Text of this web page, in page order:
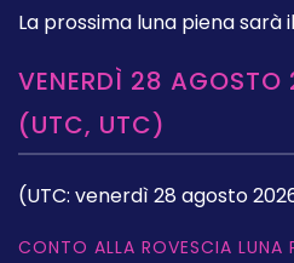
La prossima luna piena sarà il
VENERDÌ 28
(UTC, UTC)
(UTC: venerdì 28 agosto
CONTO ALLA ROVESCIA LUNA